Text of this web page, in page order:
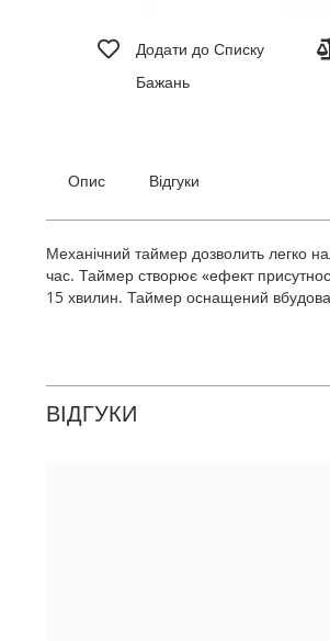
Додати до Списку
Бажань
Опис Відгуки
Механічний таймер дозволить легко
час. Таймер створює «ефект
15 хвилин. Таймер оснащений
ВІДГУКИ